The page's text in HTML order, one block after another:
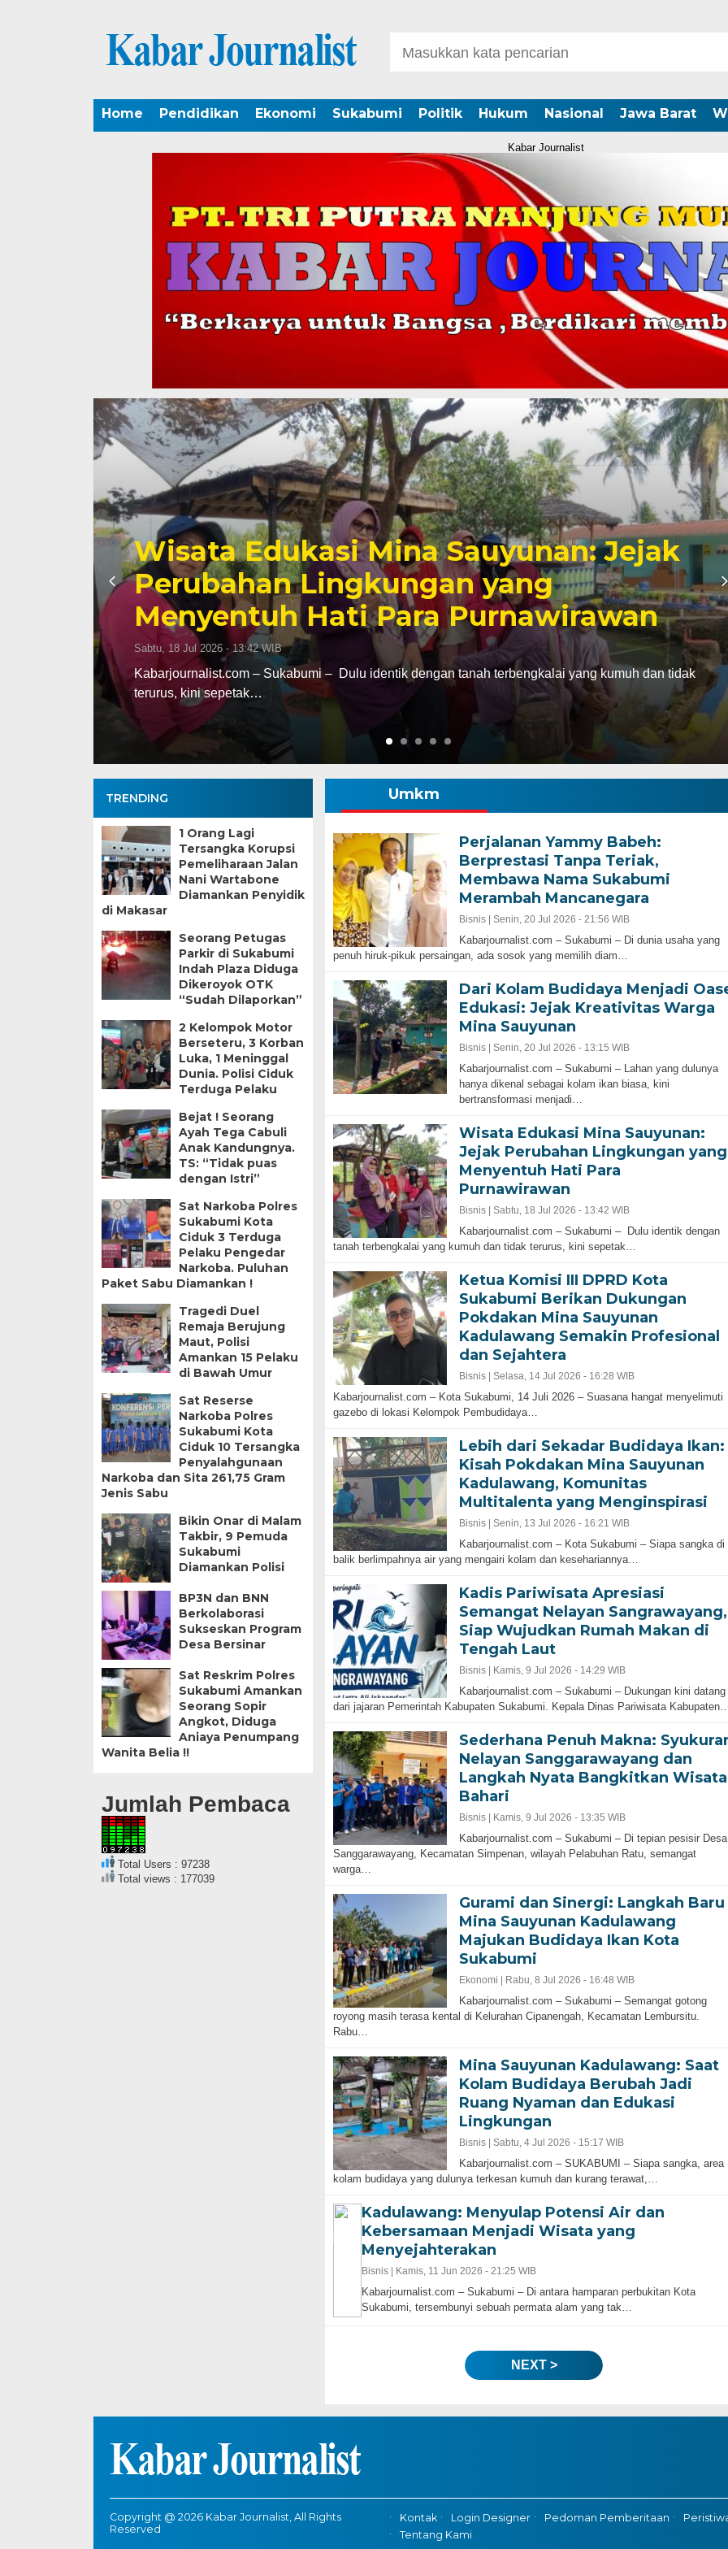
Home Pendidikan Ekonomi Sukabumi Politik Hukum Nasional Jawa Barat
Kabar Journalist
Ketua Komisi III DPRD Kota Sukabumi
Berikan Dukungan Pokdakan Mina
Sauyunan Kadulawang Semakin
Profesional dan Sejahtera
Selasa, 14 Jul 2026 - 16:28 WIB
Kabarjournalist.com – Kota Sukabumi, 14 Juli 2026 – Suasana hangat menyelimuti gazebo di
lokasi Kelompok Pembudidaya…
TRENDING
1 Orang Lagi
Tersangka Korupsi
Pemeliharaan Jalan
Nani Wartabone
Diamankan Penyidik
di Makasar
Seorang Petugas
Parkir di Sukabumi
Indah Plaza Diduga
Dikeroyok OTK
“Sudah Dilaporkan”
2 Kelompok Motor
Berseteru, 3 Korban
Luka, 1 Meninggal
Dunia. Polisi Ciduk
Terduga Pelaku
Bejat ! Seorang
Ayah Tega Cabuli
Anak Kandungnya.
TS: “Tidak puas
dengan Istri”
Sat Narkoba Polres
Sukabumi Kota
Ciduk 3 Terduga
Pelaku Pengedar
Narkoba. Puluhan
Paket Sabu Diamankan !
Tragedi Duel
Remaja Berujung
Maut, Polisi
Amankan 15 Pelaku
di Bawah Umur
Sat Reserse
Narkoba Polres
Sukabumi Kota
Ciduk 10 Tersangka
Penyalahgunaan
Narkoba dan Sita 261,75 Gram
Jenis Sabu
Bikin Onar di Malam
Takbir, 9 Pemuda
Sukabumi
Diamankan Polisi
BP3N dan BNN
Berkolaborasi
Sukseskan Program
Desa Bersinar
Sat Reskrim Polres
Sukabumi Amankan
Seorang Sopir
Angkot, Diduga
Aniaya Penumpang
Wanita Belia !!
Jumlah Pembaca
Total Users : 97238
Total views : 177039
Umkm
Perjalanan Yammy Babeh:
Berprestasi Tanpa Teriak,
Membawa Nama Sukabumi
Merambah Mancanegara
Bisnis | Senin, 20 Jul 2026 - 21:56 WIB
Kabarjournalist.com – Sukabumi – Di dunia usaha yang
penuh hiruk-pikuk persaingan, ada sosok yang memilih diam…
Dari Kolam Budidaya Menjadi
Edukasi: Jejak Kreativitas Warga
Mina Sauyunan
Bisnis | Senin, 20 Jul 2026 - 13:15 WIB
Kabarjournalist.com – Sukabumi – Lahan yang dulunya
hanya dikenal sebagai kolam ikan biasa, kini
bertransformasi menjadi…
Wisata Edukasi Mina Sauyunan:
Jejak Perubahan Lingkungan yang
Menyentuh Hati Para
Purnawirawan
Bisnis | Sabtu, 18 Jul 2026 - 13:42 WIB
Kabarjournalist.com – Sukabumi – Dulu identik dengan
tanah terbengkalai yang kumuh dan tidak terurus, kini sepetak…
Ketua Komisi III DPRD Kota
Sukabumi Berikan Dukungan
Pokdakan Mina Sauyunan
Kadulawang Semakin Profesional
dan Sejahtera
Bisnis | Selasa, 14 Jul 2026 - 16:28 WIB
Kabarjournalist.com – Kota Sukabumi, 14 Juli 2026 – Suasana hangat menyelimuti
gazebo di lokasi Kelompok Pembudidaya…
Lebih dari Sekadar Budidaya Ikan:
Kisah Pokdakan Mina Sauyunan
Kadulawang, Komunitas
Multitalenta yang Menginspirasi
Bisnis | Senin, 13 Jul 2026 - 16:21 WIB
Kabarjournalist.com – Kota Sukabumi – Siapa sangka di
balik berlimpahnya air yang mengairi kolam dan kesehariannya…
Kadis Pariwisata Apresiasi
Semangat Nelayan Sangrawayang,
Siap Wujudkan Rumah Makan di
Tengah Laut
Bisnis | Kamis, 9 Jul 2026 - 14:29 WIB
Kabarjournalist.com – Sukabumi – Dukungan kini datang
dari jajaran Pemerintah Kabupaten Sukabumi. Kepala Dinas Pariwisata
Sederhana Penuh Makna:
Nelayan Sanggarawayang dan
Langkah Nyata Bangkitkan Wisata
Bahari
Bisnis | Kamis, 9 Jul 2026 - 13:35 WIB
Kabarjournalist.com – Sukabumi – Di tepian pesisir Desa
Sanggarawayang, Kecamatan Simpenan, wilayah Pelabuhan Ratu, semangat
warga…
Gurami dan Sinergi: Langkah Baru
Mina Sauyunan Kadulawang
Majukan Budidaya Ikan Kota
Sukabumi
Ekonomi | Rabu, 8 Jul 2026 - 16:48 WIB
Kabarjournalist.com – Sukabumi – Semangat gotong
royong masih terasa kental di Kelurahan Cipanengah, Kecamatan Lembursitu.
Rabu…
Mina Sauyunan Kadulawang: Saat
Kolam Budidaya Berubah Jadi
Ruang Nyaman dan Edukasi
Lingkungan
Bisnis | Sabtu, 4 Jul 2026 - 15:17 WIB
Kabarjournalist.com – SUKABUMI – Siapa sangka, area
kolam budidaya yang dulunya terkesan kumuh dan kurang terawat,…
Kadulawang: Menyulap Potensi Air dan
Kebersamaan Menjadi Wisata yang
Menyejahterakan
Bisnis | Kamis, 11 Jun 2026 - 21:25 WIB
Kabarjournalist.com – Sukabumi – Di antara hamparan perbukitan Kota
Sukabumi, tersembunyi sebuah permata alam yang tak…
NEXT >
Copyright @ 2026 Kabar Journalist, All Rights
Reserved
Kontak Login Designer Pedoman Pemberitaan
Tentang Kami